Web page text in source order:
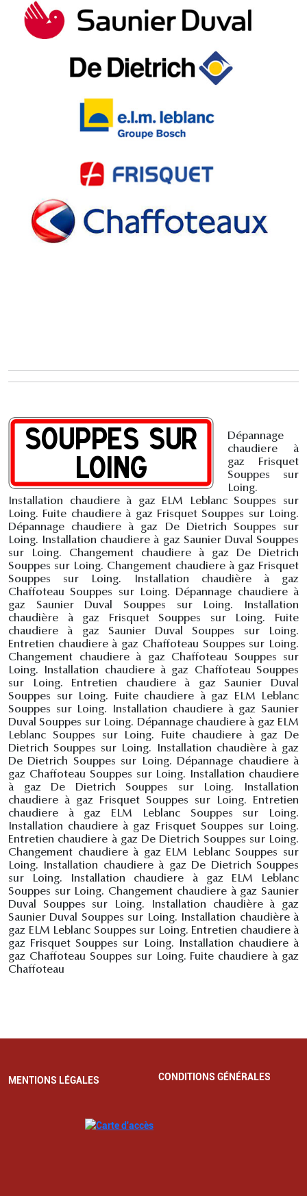
Dépannage
chaudiere à
gaz Frisquet
Souppes sur
Loing.
Installation chaudiere à gaz ELM Leblanc Souppes sur
Loing. Fuite chaudiere à gaz Frisquet Souppes sur Loing.
Dépannage chaudiere à gaz De Dietrich Souppes sur
Loing. Installation chaudiere à gaz Saunier Duval Souppes
sur Loing. Changement chaudiere à gaz De Dietrich
Souppes sur Loing. Changement chaudiere à gaz Frisquet
Souppes sur Loing. Installation chaudière à gaz
Chaffoteau Souppes sur Loing. Dépannage chaudiere à
gaz Saunier Duval Souppes sur Loing. Installation
chaudière à gaz Frisquet Souppes sur Loing. Fuite
chaudiere à gaz Saunier Duval Souppes sur Loing.
Entretien chaudiere à gaz Chaffoteau Souppes sur Loing.
Changement chaudiere à gaz Chaffoteau Souppes sur
Loing. Installation chaudiere à gaz Chaffoteau Souppes
sur Loing. Entretien chaudiere à gaz Saunier Duval
Souppes sur Loing. Fuite chaudiere à gaz ELM Leblanc
Souppes sur Loing. Installation chaudiere à gaz Saunier
Duval Souppes sur Loing. Dépannage chaudiere à gaz ELM
Leblanc Souppes sur Loing. Fuite chaudiere à gaz De
Dietrich Souppes sur Loing. Installation chaudière à gaz
De Dietrich Souppes sur Loing. Dépannage chaudiere à
gaz Chaffoteau Souppes sur Loing. Installation chaudiere
à gaz De Dietrich Souppes sur Loing. Installation
chaudiere à gaz Frisquet Souppes sur Loing. Entretien
chaudiere à gaz ELM Leblanc Souppes sur Loing.
Installation chaudiere à gaz Frisquet Souppes sur Loing.
Entretien chaudiere à gaz De Dietrich Souppes sur Loing.
Changement chaudiere à gaz ELM Leblanc Souppes sur
Loing. Installation chaudiere à gaz De Dietrich Souppes
sur Loing. Installation chaudiere à gaz ELM Leblanc
Souppes sur Loing. Changement chaudiere à gaz Saunier
Duval Souppes sur Loing. Installation chaudière à gaz
Saunier Duval Souppes sur Loing. Installation chaudière à
gaz ELM Leblanc Souppes sur Loing. Entretien chaudiere à
gaz Frisquet Souppes sur Loing. Installation chaudiere à
gaz Chaffoteau Souppes sur Loing. Fuite chaudiere à gaz
Chaffoteau
MENTIONS LÉGALES CONDITIONS GÉNÉRALES